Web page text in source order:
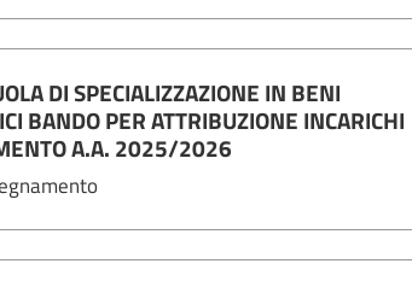
DI SPECIALIZZAZIONE IN BENI
BANDO PER ATTRIBUZIONE INCARICHI
A.A. 2025/2026